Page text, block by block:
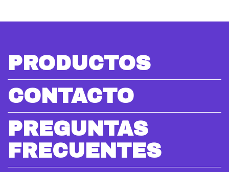
PRODUCTOS
CONTACTO
PREGUNTAS
FRECUENTES